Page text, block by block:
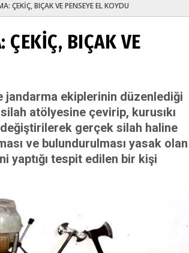
ÇEKİÇ, BIÇAK VE PENSEYE EL KOYDU
ÇEKİÇ, BIÇAK VE
ekiplerinin düzenlediği
atölyesine çevirip, kurusıkı
değiştirilerek gerçek silah haline
ve bulundurulması yasak olan
yaptığı tespit edilen bir kişi